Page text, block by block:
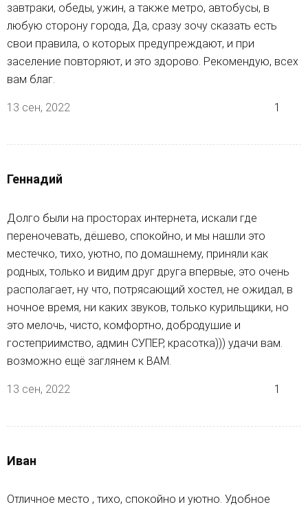
завтраки, обеды, ужин, а также метро, автобусы, в
любую сторону города, Да, сразу зочу сказать есть
свои правила, о которых предупреждают, и при
заселение повторяют, и это здорово. Рекомендую, всех
вам благ.
13 сен, 2022 1
Геннадий
Долго были на просторах интернета, искали где
переночевать, дёшево, спокойно, и мы нашли это
местечко, тихо, уютно, по домашнему, приняли как
родных, только и видим друг друга впервые, это очень
располагает, ну что, потрясающий хостел, не ожидал, в
ночное время, ни каких звуков, только курильщики, но
это мелочь, чисто, комфортно, добродушие и
гостеприимство, админ СУПЕР, красотка))) удачи вам.
возможно ещё заглянем к ВАМ.
13 сен, 2022 1
Иван
Отличное место , тихо, спокойно и уютно. Удобное